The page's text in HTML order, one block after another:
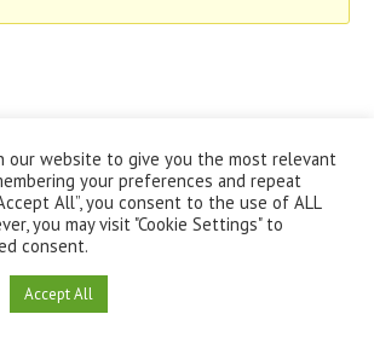
© IanniX Association
?|Téléchargement|Showcase| Forum
Recherche
our website to give you the most relevant
your preferences and repeat
All”, you consent to the use of ALL
you may visit "Cookie Settings" to
consent.
Accept All